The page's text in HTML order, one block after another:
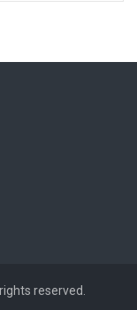
rights reserved.